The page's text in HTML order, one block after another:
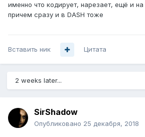
именно что кодирует, нарезает, ещё и на
причем сразу и в DASH тоже
Вставить ник Цитата
2 weeks later...
SirShadow
Опубликовано 25 декабря, 2018